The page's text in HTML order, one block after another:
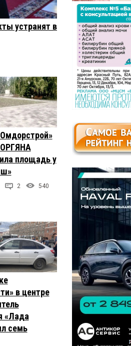
устранят в
площадь у
2 540
в центре
«Лада
семь